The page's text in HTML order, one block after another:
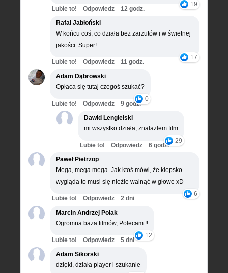
19
Lubie to! Odpowiedz
12 godz.
Rafał Jabłoński
W końcu coś, co działa bez zarzutów i w świetnej
jakości. Super!
17
Lubie to! Odpowiedz
11 godz.
Adam Dąbrowski
Opłaca się tutaj czegoś szukać?
0
Lubie to! Odpowiedz
9 godz.
Dawid Lengielski
mi wszystko działa, znalazłem film
29
Lubie to! Odpowiedz
6 godz.
Paweł Pietrzop
Mega, mega mega. Jak ktoś mówi, że kiepsko
wygląda to musi się nieźle walnąć w głowe xD
6
Lubie to! Odpowiedz
2 dni
Marcin Andrzej Polak
Ogromna baza filmów, Polecam !!
12
Lubie to! Odpowiedz
5 dni
Adam Sikorski
dzięki, działa player i szukanie